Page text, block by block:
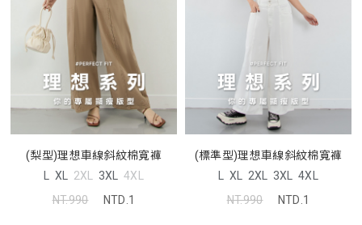
(梨型)理想車線斜紋棉寬褲
L XL 2XL 3XL 4XL
NT.990
NTD.1
(標準型)理想車線斜紋棉寬褲
L XL 2XL 3XL 4XL
NT.990
NTD.1